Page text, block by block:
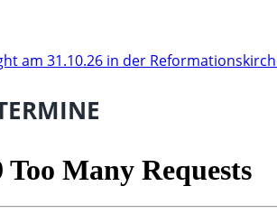
am 31.10.26 in der